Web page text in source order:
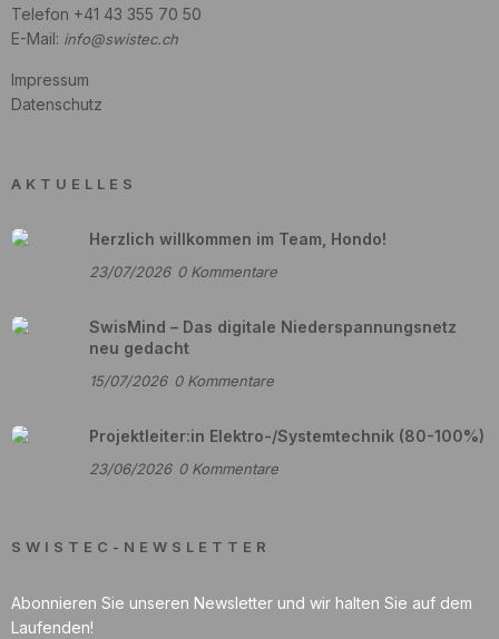
Telefon +41 43 355 70 50
E-Mail: info@swistec.ch
Impressum
Datenschutz
AKTUELLES
Herzlich willkommen im Team, Hondo!
23/07/2026 0Kommentare
SwisMind – Das digitale Niederspannungsnetz
neu gedacht
15/07/2026 0Kommentare
Projektleiter:in Elektro-/Systemtechnik (80-100%)
23/06/2026 0Kommentare
SWISTEC-NEWSLETTER
Abonnieren Sie unseren Newsletter und wir halten Sie auf dem
Laufenden!